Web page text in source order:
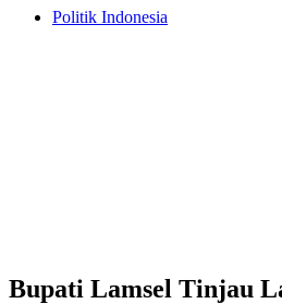
Politik Indonesia
Bupati Lamsel Tinjau